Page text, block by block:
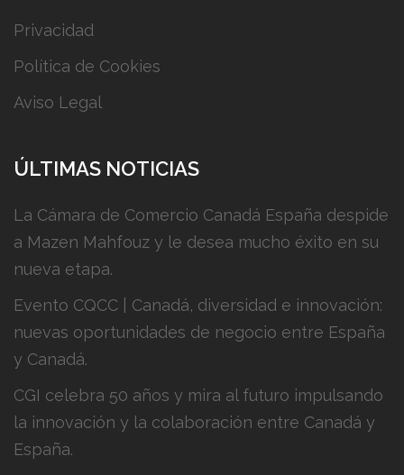
Privacidad
Política de Cookies
Aviso Legal
ÚLTIMAS NOTICIAS
La Cámara de Comercio Canadá España despide
a Mazen Mahfouz y le desea mucho éxito en su
nueva etapa.
Evento CQCC | Canadá, diversidad e innovación:
nuevas oportunidades de negocio entre España
y Canadá.
CGI celebra 50 años y mira al futuro impulsando
la innovación y la colaboración entre Canadá y
España.